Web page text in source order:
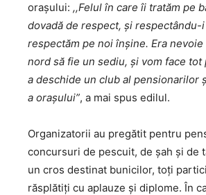
orașului: ,,Felul în care îi tratăm pe
dovadă de respect, și respectându-
respectăm pe noi înșine. Era nevoie
nord să fie un sediu, și vom face
a deschide un club al pensionarilor
a orașului”, a mai spus edilul.
Organizatorii au pregătit pentru
concursuri de pescuit, de șah și de
un cros destinat bunicilor, toți
răsplătiți cu aplauze și diplome. În